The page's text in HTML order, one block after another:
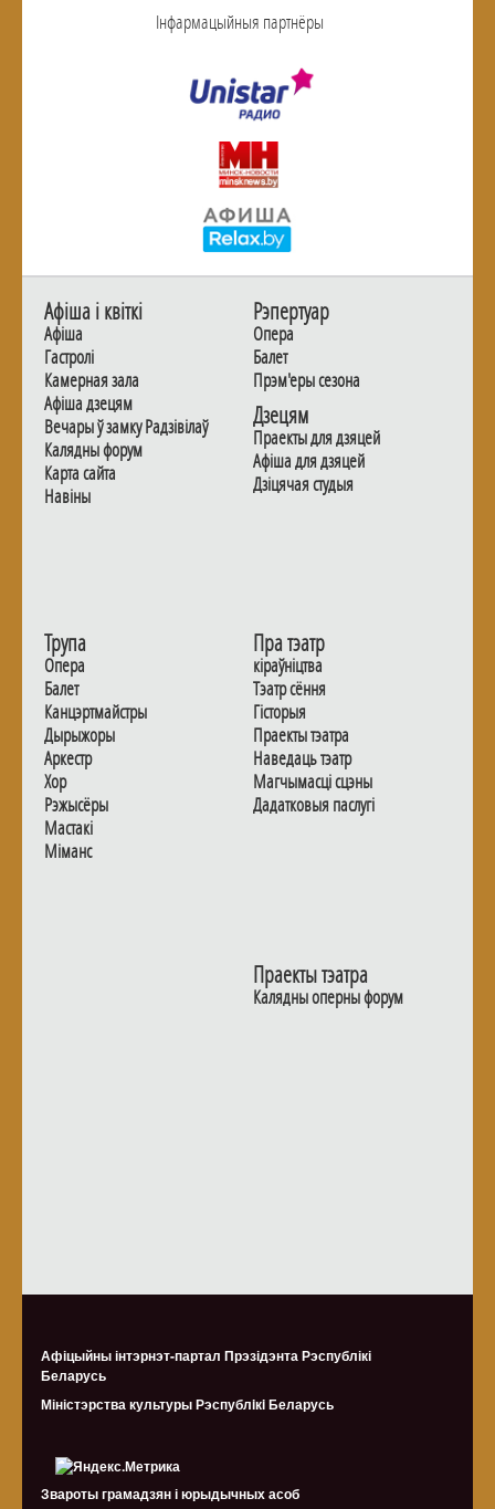
Інфармацыйныя партнёры
Афiша i квiткi
Афiша
Гастролi
Камерная зала
Афiша дзецям
Вечары ў замку Радзiвiлаў
Калядны форум
Карта сайта
Навiны
Рэпертуар
Опера
Балет
Прэм'еры сезона
Дзецям
Праекты для дзяцей
Афiша для дзяцей
Дзiцячая студыя
Трупа
Опера
Балет
Канцэртмайстры
Дырыжоры
Аркестр
Хор
Рэжысёры
Мастакі
Мiманс
Пра тэатр
кіраўніцтва
Тэатр сёння
Гiсторыя
Праекты тэатра
Наведаць тэатр
Магчымасцi сцэны
Дадаткoвыя паслугi
Праекты тэатра
Калядны оперны форум
Афіцыйны інтэрнэт-партал Прэзідэнта Рэспублікі
Беларусь
Міністэрства культуры Рэспублiкi Беларусь
Звароты грамадзян і юрыдычных асоб